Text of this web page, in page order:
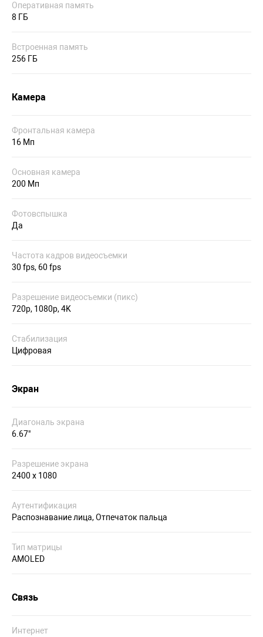
Оперативная память
8 ГБ
Встроенная память
256 ГБ
Камера
Фронтальная камера
16 Мп
Основная камера
200 Мп
Фотовспышка
Да
Частота кадров видеосъемки
30 fps, 60 fps
Разрешение видеосъемки (пикс)
720p, 1080p, 4K
Стабилизация
Цифровая
Экран
Диагональ экрана
6.67"
Разрешение экрана
2400 х 1080
Аутентификация
Распознавание лица, Отпечаток пальца
Тип матрицы
AMOLED
Связь
Интернет